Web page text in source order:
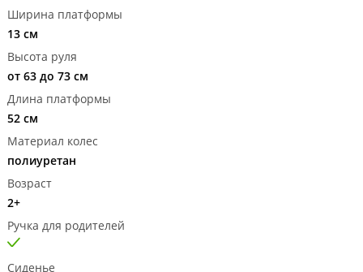
Ширина платформы
13 см
Высота руля
от 63 до 73 см
Длина платформы
52 см
Материал колес
полиуретан
Возраст
2+
Ручка для родителей
Сиденье